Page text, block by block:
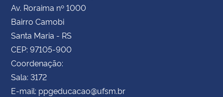
Av. Roraima nº 1000
Bairro Camobi
Santa Maria - RS
CEP: 97105-900
Coordenação:
Sala: 3172
E-mail: ppgeducacao@ufsm.br